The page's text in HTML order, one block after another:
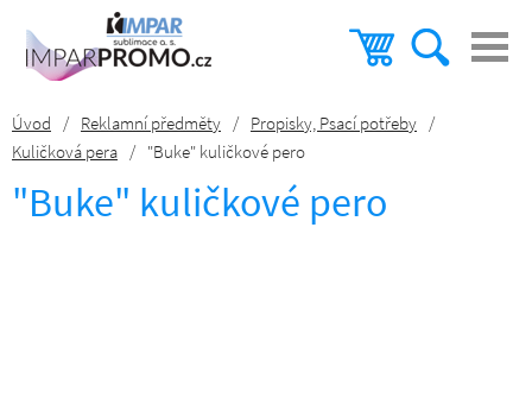
Úvod / Reklamní předměty / Propisky, Psací potřeby /
Kuličková pera / "Buke" kuličkové pero
"Buke" kuličkové pero